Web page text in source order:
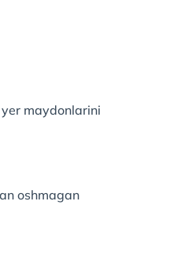
yer maydonlarini
oshmagan